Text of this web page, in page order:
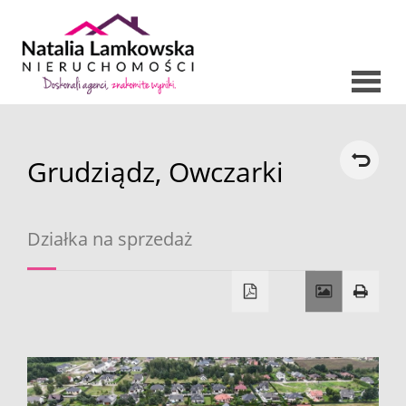
główna
O nas
Domy
Lokale
Grudziądz, Owczarki
Działka na sprzedaż